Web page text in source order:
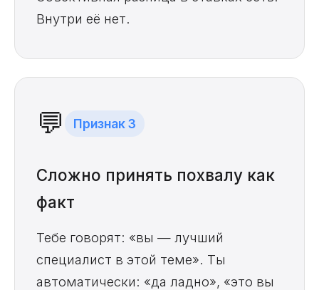
Внутри её нет.
💬 Признак 3
Сложно принять похвалу как
факт
Тебе говорят: «вы — лучший
специалист в этой теме». Ты
автоматически: «да ладно», «это вы